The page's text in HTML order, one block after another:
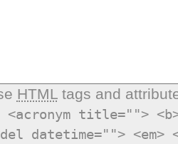
HTMLtags and
title="">
datetime="">